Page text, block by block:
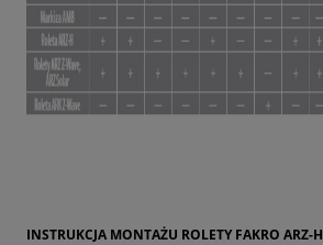
INSTRUKCJA MONTAŻU ROLETY FAKRO ARZ-H